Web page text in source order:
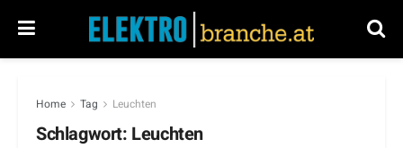
Home Tag Leuchten
Schlagwort: Leuchten